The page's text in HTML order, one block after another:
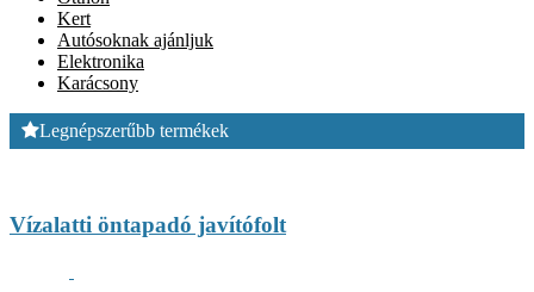
Kert
Autósoknak ajánljuk
Elektronika
Karácsony
Legnépszerűbb termékek
Vízalatti öntapadó javítófolt